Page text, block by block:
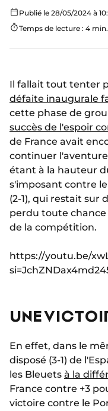
Publié le 28/05/2024 à
Temps de lecture : 4 min.
Il fallait tout tenter
défaite inaugurale
cette phase de
succès de l'espoir
de France avait
continuer
étant à la hauteur
s'imposant contre
(2-1), qui restait sur
perdu toute chance
de la compétition.
https://youtu.be/
UNE
En effet, dans le
disposé (3-1) de
les Bleuets à la
France contre +3
victoire contre le